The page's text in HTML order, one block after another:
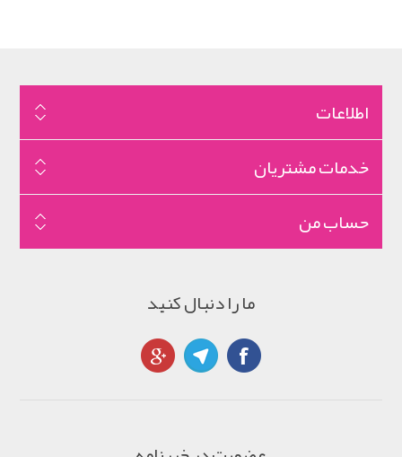
اطلاعات
خدمات مشتریان
حساب من
ما را دنبال کنید